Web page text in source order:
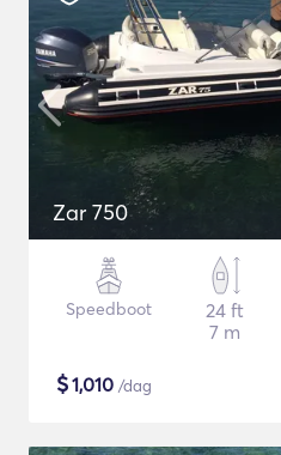
Zar 750
Speedboot
24 ft
7 m
$1,010 /dag